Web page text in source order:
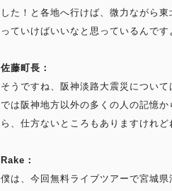
した！と各地へ行けば、微力ながら
っていけばいいなと思っているんです
佐藤町長：
そうですね、阪神淡路大震災につい
では阪神地方以外の多くの人の記憶
ら、仕方ないところもありますけれど
Rake：
僕は、今回無料ライブツアーで宮城